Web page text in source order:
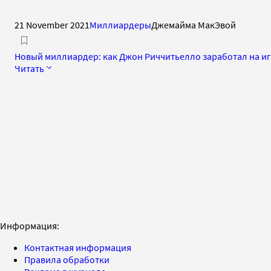
21 November 2021 МиллиардерыДжемайма МакЭвой
Новый миллиардер: как Джон Риччитьелло заработал на
Читать
Информация:
Контактная информация
Правила обработки